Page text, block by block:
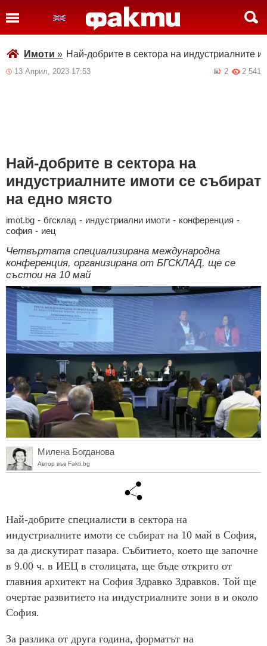
Имоти » Най-добрите в сектора на индустриалните
13 Април, 2023 17:53 2 541
2
Най-добрите в сектора на
индустриалните имоти се събират
на едно място
imot.bg - бгсклад - индустриални имоти - конференция -
софия - иец
Четвъртата специализирана международна
конференция, организирана от БГСКЛАД, ще се
състои на 10 май
Милена Богданова
Автор във Fakti.bg
Най-добрите специалисти в сектора на
индустриалните имоти се събират на 10 май в София,
за да дискутират пазара. Събитието, което ще започне
в 9.00 ч. в ИЕЦ в столицата, ще бъде открито от
главния архитект на София Здравко Здравков. Той ще
очертае развитието на индустриалните зони в и около
София.
За разлика от друга година, форматът на